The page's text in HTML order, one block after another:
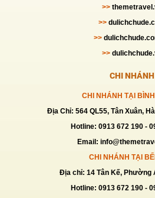
>>
>>
>>
>>
CHI NHÁNH
CHI NHÁNH TẠI
Địa Chỉ: 564 QL55, Tân Xuân,
Hotline: 0913 672 190 -
Email:
CHI NHÁNH TẠI
Địa chỉ: 14 Tân Kế, Phường
Hotline: 0913 672 190 -